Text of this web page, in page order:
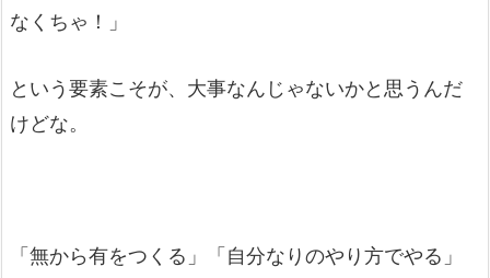
なくちゃ！」
という要素こそが、大事なんじゃないかと思うんだ
けどな。
「無から有をつくる」「自分なりのやり方でやる」